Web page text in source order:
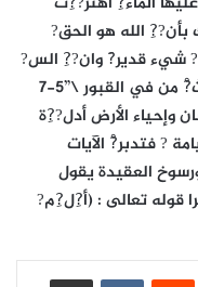
الله هو الحق?
شيء قدير?َ وان??ِ الس?
اعة آتية?َ لا ريب?ِ فيها?ِ وان??ِ الله يبعث?ْ من في القبور \”5-7
وإحياء الأرض أدل??ِة
? فتدبر?ْ الآيات
العقيدة يقول
قوله تعالى : (أ?ِل?ِم?
مشاركة عبر البريد